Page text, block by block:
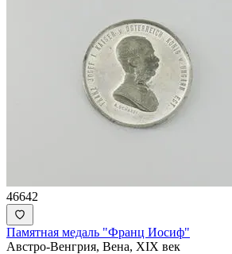
46642
Памятная медаль "Франц Иосиф"
Австро-Венгрия, Вена, ХIX век